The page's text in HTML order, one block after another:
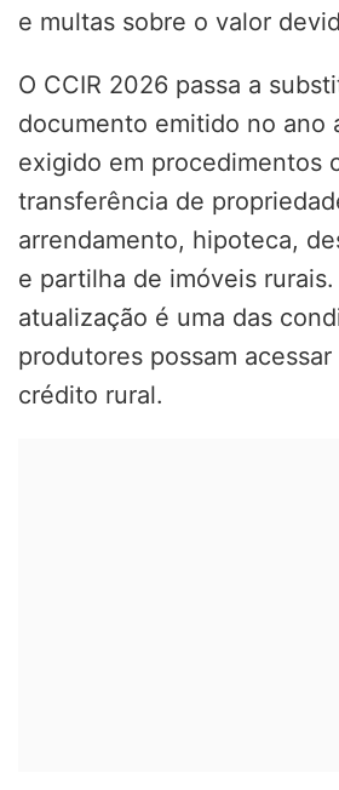
e multas sobre o valor
O CCIR 2026 passa a
documento emitido no ano
exigido em procedimentos
transferência de
arrendamento, hipoteca,
e partilha de imóveis
atualização é uma das
produtores possam
crédito rural.